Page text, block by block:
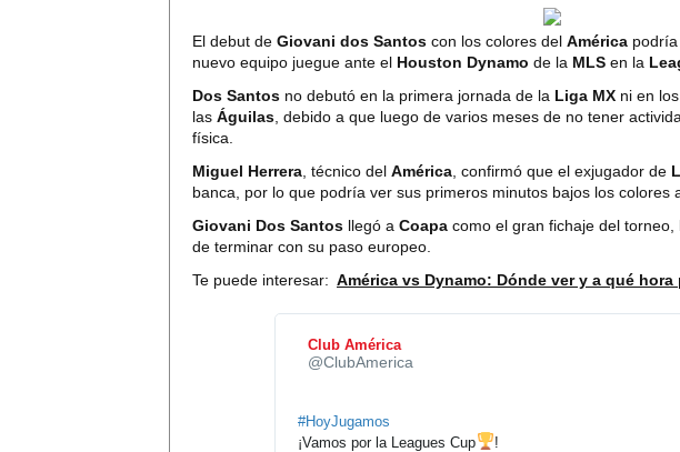
El debut de Giovani dos Santos con los colores del América
nuevo equipo juegue ante el Houston Dynamo de la MLS en la
Dos Santos no debutó en la primera jornada de la Liga MX ni en
las Águilas , debido a que luego de varios meses de no tener
física.
Miguel Herrera , técnico del América , confirmó que el exjugador de
banca, por lo que podría ver sus primeros minutos bajos los colores
Giovani Dos Santos llegó a Coapa como el gran fichaje del
de terminar con su paso europeo.
Te puede interesar: América vs Dynamo: Dónde ver y a qué
Club América
@ClubAmerica
#HoyJugamos
¡Vamos por la Leagues Cup
!